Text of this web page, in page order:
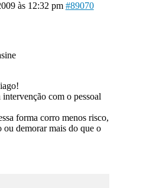
às 12:32 pm #89070
intervenção com o pessoal
forma corro menos risco,
ou demorar mais do que o